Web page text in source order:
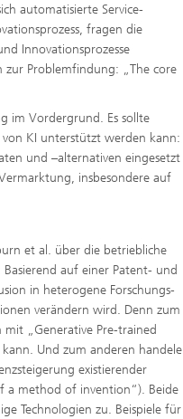
automatisierte Service-
fragen die
Innovationsprozesse
Problemfindung: „The core
im Vordergrund. Es sollte
von KI unterstützt werden kann:
und –alternativen eingesetzt
insbesondere auf
et al. über die betriebliche
auf einer Patent- und
in heterogene Forschungs-
verändern wird. Denn zum
mit „Generative Pre-trained
Und zum anderen handele
existierender
a method of invention“). Beide
Technologien zu. Beispiele für